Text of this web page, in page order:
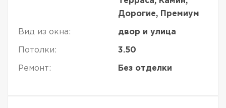
Дорогие, Премиум
Вид из окна: двор и улица
Потолки: 3.50
Ремонт: Без отделки